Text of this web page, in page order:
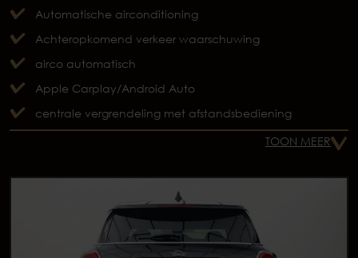
Automatische airconditioning
Achteropkomend verkeer waarschuwing
airco automatisch
Apple Carplay/Android Auto
centrale vergrendeling met afstandsbediening
TOON MEER